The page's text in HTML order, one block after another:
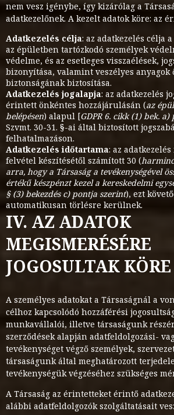
nem vesz igénybe, így kizárólag a
adatkezelőnek. A kezelt adatok köre: az
Adatkezelés célja: az adatkezelés célja
az épületben tartózkodó személyek
védelme, és az esetleges visszaélések,
bizonyítása, valamint veszélyes anyagok
biztonságának biztosítása.
Adatkezelés jogalapja: az adatkezelés
érintett önkéntes hozzájárulásán (az
belépésen) alapul [GDPR 6. cikk (1) bek. a)
Szvmt. 30-31. §-ai által biztosított
felhatalmazáson.
Adatkezelés időtartama: az
felvétel készítésétől számított 30 (harminc
arra, hogy a Társaság a tevékenységével
értékű készpénzt kezel a kereskedelmi
§ (3) bekezdés c) pontja szerint), ezt
automatikusan törlésre kerülnek.
IV. AZ ADATOK
MEGISMERÉSÉRE
JOGOSULTAK KÖRE
A személyes adatokat a Társaságnál a
célhoz kapcsolódó hozzáférési
munkavállalói, illetve társaságunk
szerződések alapján adatfeldolgozási-
tevékenységet végző személyek,
társaságunk által meghatározott
tevékenységük végzéséhez szükséges
A Társaság az érintetteket érintő
alábbi adatfeldolgozók szolgáltatásait